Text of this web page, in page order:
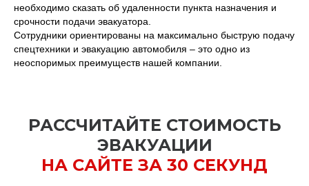
необходимо сказать об удаленности пункта назначения и
срочности подачи эвакуатора.
Сотрудники ориентированы на максимально быструю подачу
спецтехники и эвакуацию автомобиля – это одно из
неоспоримых преимуществ нашей компании.
РАССЧИТАЙТЕ СТОИМОСТЬ
ЭВАКУАЦИИ
НА САЙТЕ ЗА 30 СЕКУНД